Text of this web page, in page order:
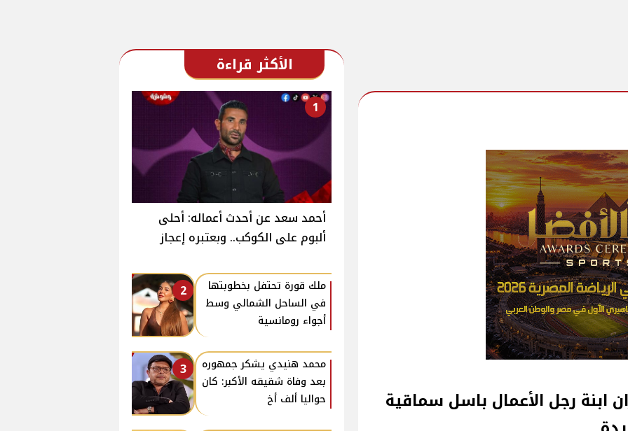
ابنة رجل الأعمال باسل سماقية
الأكثر قراءة
1
أحمد سعد عن أحدث أعماله: أحلى
ألبوم على الكوكب.. وبعتبره إعجاز
2
ملك قورة تحتفل بخطوبتها
في الساحل الشمالي وسط
أجواء رومانسية
3
محمد هنيدي يشكر جمهوره
بعد وفاة شقيقه الأكبر: كان
حواليا ألف أخ